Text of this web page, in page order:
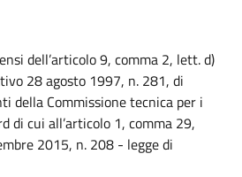
dell’articolo 9, comma 2, lett. d)
28 agosto 1997, n. 281, di
della Commissione tecnica per i
di cui all’articolo 1, comma 29,
2015, n. 208 - legge di